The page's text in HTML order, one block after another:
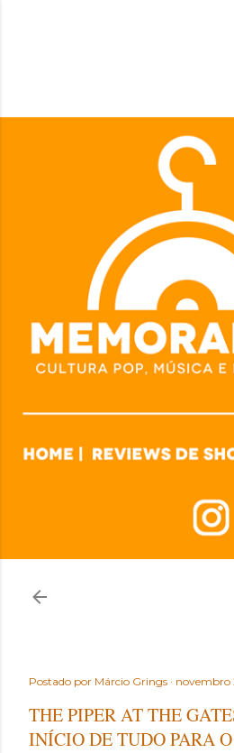
Postado por Márcio Grings novembro
THE PIPER AT THE
INÍCIO DE TUDO PARA